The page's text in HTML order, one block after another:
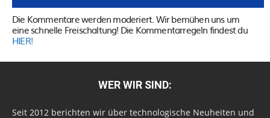
Die Kommentare werden moderiert. Wir bemühen uns um
eine schnelle Freischaltung! Die Kommentarregeln findest du
HIER!
WER WIR SIND:
Seit 2012 berichten wir über technologische Neuheiten und